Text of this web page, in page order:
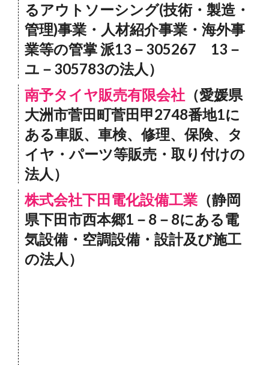
るアウトソーシング(技術・製造・
管理)事業・人材紹介事業・海外事
業等の管掌 派13－305267 13－
ユ－305783の法人）
南予タイヤ販売有限会社 （愛媛県
大洲市菅田町菅田甲2748番地1に
ある車販、車検、修理、保険、タ
イヤ・パーツ等販売・取り付けの
法人）
株式会社下田電化設備工業 （静岡
県下田市西本郷1－8－8にある電
気設備・空調設備・設計及び施工
の法人）